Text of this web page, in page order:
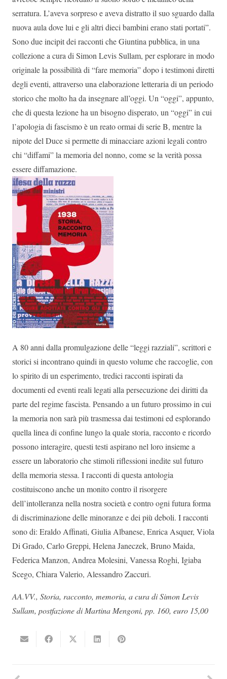
serratura. L’aveva sorpreso e aveva distratto il suo sguardo dalla
nuova aula dove lui e gli altri dieci bambini erano stati portati”.
Sono due incipit dei racconti che Giuntina pubblica, in una
collezione a cura di Simon Levis Sullam, per esplorare in modo
originale la possibilità di “fare memoria” dopo i testimoni diretti
degli eventi, attraverso una elaborazione letteraria di un periodo
storico che molto ha da insegnare all’oggi. Un “oggi”, appunto,
che di questa lezione ha un bisogno disperato, un “oggi” in cui
l’apologia di fascismo è un reato ormai di serie B, mentre la
nipote del Duce si permette di minacciare azioni legali contro
chi “diffami” la memoria del nonno, come se la verità possa
essere diffamazione.
A 80 anni dalla promulgazione delle “leggi razziali”, scrittori e
storici si incontrano quindi in questo volume che raccoglie, con
lo spirito di un esperimento, tredici racconti ispirati da
documenti ed eventi reali legati alla persecuzione dei diritti da
parte del regime fascista. Pensando a un futuro prossimo in cui
la memoria non sarà più trasmessa dai testimoni ed esplorando
quella linea di confine lungo la quale storia, racconto e ricordo
possono interagire, questi testi aspirano nel loro insieme a
essere un laboratorio che stimoli riflessioni inedite sul futuro
della memoria stessa. I racconti di questa antologia
costituiscono anche un monito contro il risorgere
dell’intolleranza nella nostra società e contro ogni futura forma
di discriminazione delle minoranze e dei più deboli. I racconti
sono di: Eraldo Affinati, Giulia Albanese, Enrica Asquer, Viola
Di Grado, Carlo Greppi, Helena Janeczek, Bruno Maida,
Federica Manzon, Andrea Molesini, Vanessa Roghi, Igiaba
Scego, Chiara Valerio, Alessandro Zaccuri.
AA.VV., Storia, racconto, memoria, a cura di Simon Levis
Sullam, postfazione di Martina Mengoni, pp. 160, euro 15,00